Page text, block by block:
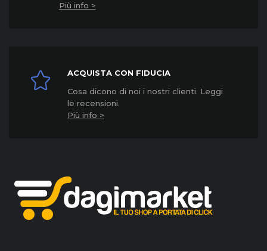
Più info >
ACQUISTA CON FIDUCIA
Cosa dicono di noi i nostri clienti. Leggi
le recensioni.
Più info >